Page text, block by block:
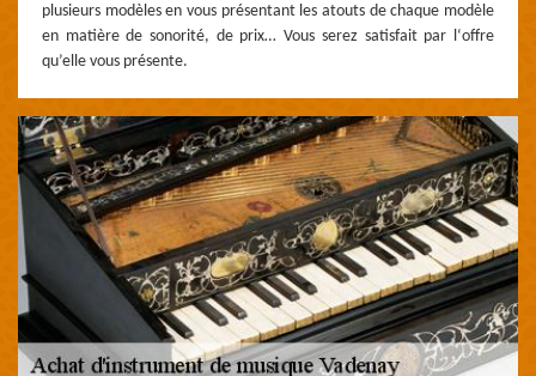
plusieurs modèles en vous présentant les atouts de chaque modèle
en matière de sonorité, de prix… Vous serez satisfait par l‘offre
qu’elle vous présente.